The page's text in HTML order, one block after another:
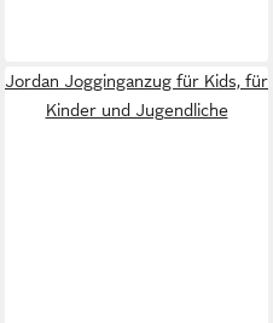
Jordan Jogginganzug für Kids, für
Kinder und Jugendliche